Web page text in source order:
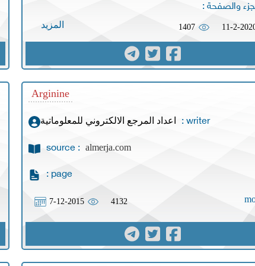
والصفحة :
11-2-
1407 المزيد
Arginine
writer : اعداد المرجع الالكتروني للمعلوماتية
source : almerja.com
page :
7-12-2015 4132